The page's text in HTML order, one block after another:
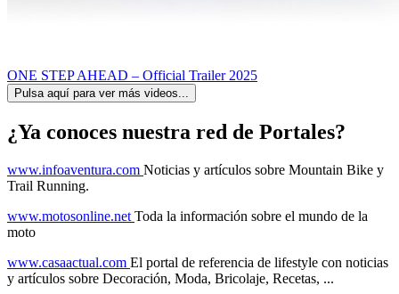
ONE STEP AHEAD – Official Trailer 2025
Pulsa aquí para ver más videos...
¿Ya conoces nuestra red de Portales?
www.infoaventura.com Noticias y artículos sobre Mountain Bike y
Trail Running.
www.motosonline.net Toda la información sobre el mundo de la
moto
www.casaactual.com El portal de referencia de lifestyle con noticias
y artículos sobre Decoración, Moda, Bricolaje, Recetas, ...